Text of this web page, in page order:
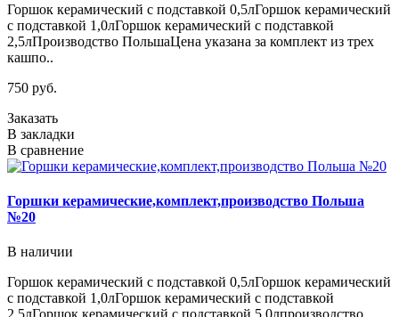
Горшок керамический с подставкой 0,5лГоршок керамический
с подставкой 1,0лГоршок керамический с подставкой
2,5лПроизводство ПольшаЦена указана за комплект из трех
кашпо..
750 руб.
Заказать
В закладки
В сравнение
Горшки керамические,комплект,производство Польша
№20
В наличии
Горшок керамический с подставкой 0,5лГоршок керамический
с подставкой 1,0лГоршок керамический с подставкой
2,5лГоршок керамический с подставкой 5,0лпроизводство